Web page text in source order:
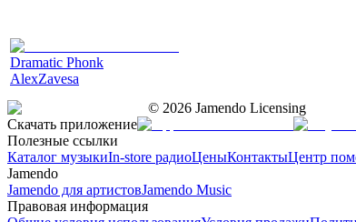
Dramatic Phonk
AlexZavesa
© 2026 Jamendo Licensing
Скачать приложение
Полезные ссылки
Каталог музыкиIn-store радиоЦеныКонтактыЦентр
Jamendo
Jamendo для артистовJamendo Music
Правовая информация